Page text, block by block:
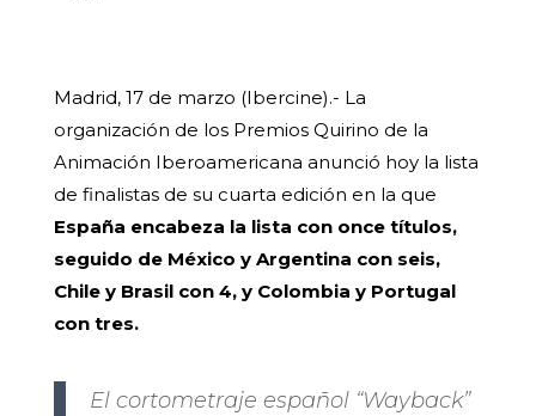
Madrid, 17 de marzo (Ibercine).- La
organización de los Premios Quirino de la
Animación Iberoamericana anunció hoy la lista
de finalistas de su cuarta edición en la que
España encabeza la lista con once títulos,
seguido de México y Argentina con seis,
Chile y Brasil con 4, y Colombia y Portugal
con tres.
El cortometraje español “Wayback”